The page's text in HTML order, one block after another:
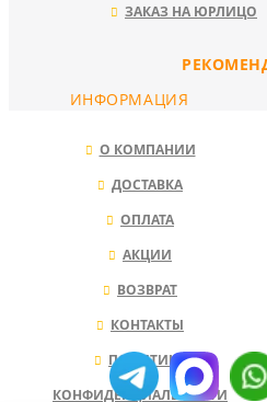
ЗАКАЗ НА ЮРЛИЦО
ИНФОРМАЦИЯ
О КОМПАНИИ
ДОСТАВКА
ОПЛАТА
АКЦИИ
ВОЗВРАТ
КОНТАКТЫ
ПОЛИТИКА
КОНФИДЕНЦИАЛЬНОСТИ